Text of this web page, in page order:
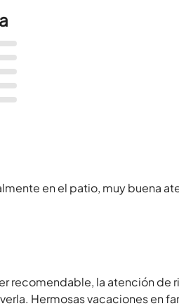
en el patio, muy buena
recomendable, la atención de
Hermosas vacaciones en